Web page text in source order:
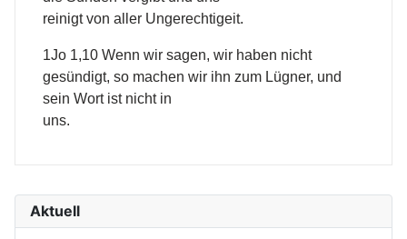
reinigt von aller Ungerechtigeit.
1Jo 1,10 Wenn wir sagen, wir haben nicht
gesündigt, so machen wir ihn zum Lügner, und
sein Wort ist nicht in
uns.
Aktuell